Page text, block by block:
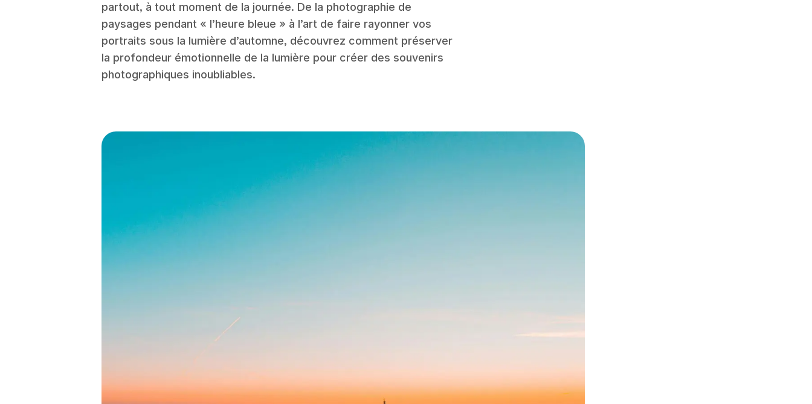
partout, à tout moment de la journée. De la photographie de
paysages pendant « l’heure bleue » à l’art de faire rayonner vos
portraits sous la lumière d’automne, découvrez comment préserver
la profondeur émotionnelle de la lumière pour créer des souvenirs
photographiques inoubliables.